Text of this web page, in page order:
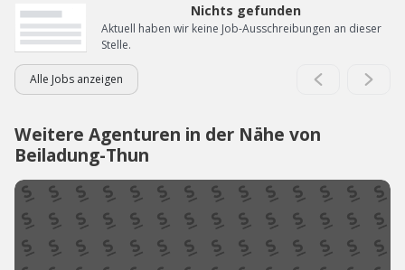
Nichts gefunden
Aktuell haben wir keine Job-Ausschreibungen an dieser
Stelle.
Alle Jobs anzeigen
Weitere Agenturen in der Nähe von
Beiladung-Thun